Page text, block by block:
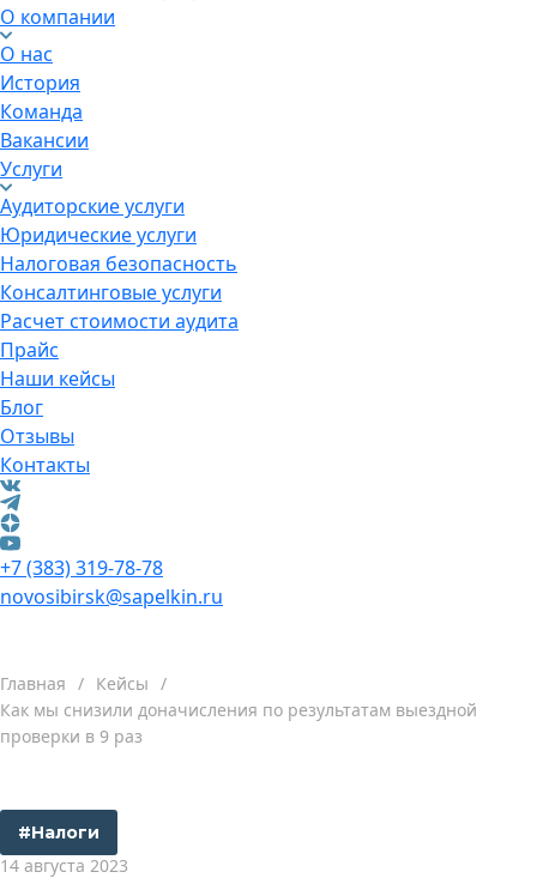
О компании
О нас
История
Команда
Вакансии
Услуги
Аудиторские услуги
Юридические услуги
Налоговая безопасность
Консалтинговые услуги
Расчет стоимости аудита
Прайс
Наши кейсы
Блог
Отзывы
Контакты
+7 (383) 319-78-78
novosibirsk@sapelkin.ru
Главная / Кейсы /
Как мы снизили доначисления по результатам выездной
проверки в 9 раз
#Налоги
14 августа 2023